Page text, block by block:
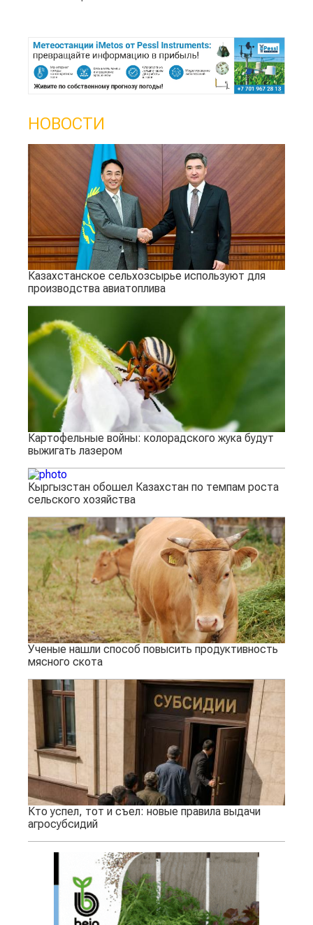
НОВОСТИ
Казахстанское сельхозсырье используют для
производства авиатоплива
Картофельные войны: колорадского жука будут
выжигать лазером
Кыргызстан обошел Казахстан по темпам роста
сельского хозяйства
Ученые нашли способ повысить продуктивность
мясного скота
Кто успел, тот и съел: новые правила выдачи
агросубсидий